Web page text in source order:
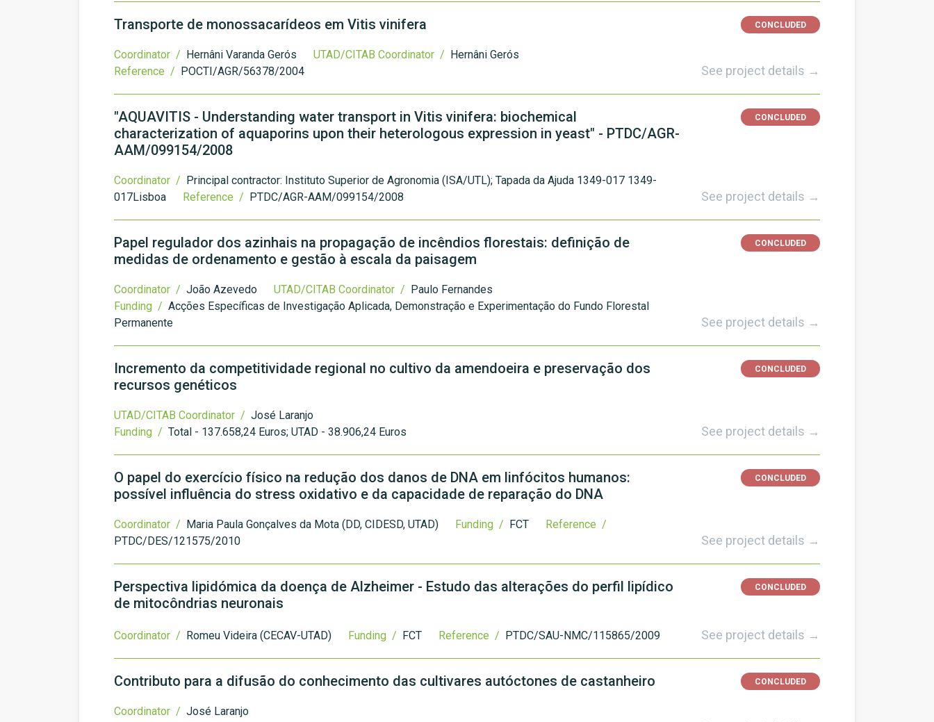
Transporte de monossacarídeos em Vitis vinifera CONCLUDED
Coordinator / Hernâni Varanda Gerós UTAD/CITAB Coordinator / Hernâni Gerós
Reference / POCTI/AGR/56378/2004 See project details →
"AQUAVITIS - Understanding water transport in Vitis vinifera: biochemical
characterization of aquaporins upon their heterologous expression in yeast" - PTDC/AGR-
AAM/099154/2008
CONCLUDED
Coordinator / Principal contractor: Instituto Superior de Agronomia (ISA/UTL); Tapada da Ajuda 1349-017 1349-
017Lisboa
Reference / PTDC/AGR-AAM/099154/2008 See project details →
Papel regulador dos azinhais na propagação de incêndios florestais: definição de
medidas de ordenamento e gestão à escala da paisagem
CONCLUDED
Coordinator / João Azevedo UTAD/CITAB Coordinator / Paulo Fernandes
Funding / Acções Específicas de Investigação Aplicada, Demonstração e Experimentação do Fundo Florestal
Permanente
See project details →
Incremento da competitividade regional no cultivo da amendoeira e preservação dos
recursos genéticos
CONCLUDED
UTAD/CITAB Coordinator / José Laranjo
Funding / Total - 137.658,24 Euros; UTAD - 38.906,24 Euros See project details →
O papel do exercício físico na redução dos danos de DNA em linfócitos humanos:
possível influência do stress oxidativo e da capacidade de reparação do DNA
CONCLUDED
Coordinator / Maria Paula Gonçalves da Mota (DD, CIDESD, UTAD) Funding / FCT
Reference /
PTDC/DES/121575/2010
See project details →
Perspectiva lipidómica da doença de Alzheimer - Estudo das alterações do perfil lipídico
de mitocôndrias neuronais
CONCLUDED
Coordinator / Romeu Videira (CECAV-UTAD) Funding / FCT Reference / PTDC/SAU-NMC/115865/2009 See project details →
Contributo para a difusão do conhecimento das cultivares autóctones de castanheiro CONCLUDED
Coordinator / José Laranjo